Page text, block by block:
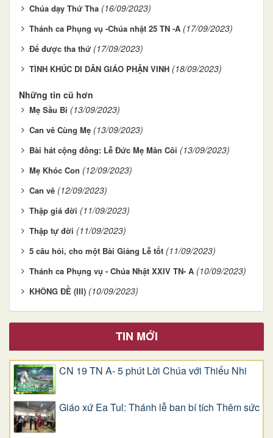
Chúa dạy Thứ Tha (16/09/2023)
Thánh ca Phụng vụ -Chúa nhật 25 TN -A (17/09/2023)
Để được tha thứ (17/09/2023)
TÌNH KHÚC DI DÂN GIÁO PHẬN VINH (18/09/2023)
Những tin cũ hơn
Mẹ Sầu Bi (13/09/2023)
Can vê Cùng Mẹ (13/09/2023)
Bài hát cộng đồng: Lễ Đức Mẹ Mân Côi (13/09/2023)
Mẹ Khóc Con (12/09/2023)
Can vê (12/09/2023)
Thập giá đời (11/09/2023)
Thập tự đời (11/09/2023)
5 câu hỏi, cho một Bài Giảng Lễ tốt (11/09/2023)
Thánh ca Phụng vụ - Chúa Nhật XXIV TN- A (10/09/2023)
KHÔNG ĐỀ (III) (10/09/2023)
TIN MỚI
CN 19 TN A- 5 phút Lời Chúa với Thiếu Nhi
Giáo xứ Ea Tul: Thánh lễ ban bí tích Thêm sức